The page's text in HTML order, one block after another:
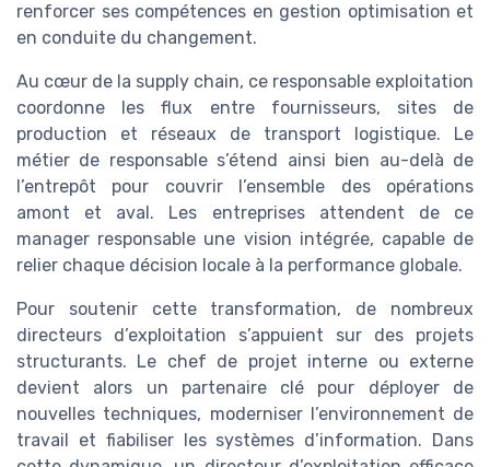
renforcer ses compétences en gestion optimisation et
en conduite du changement.
Au cœur de la supply chain, ce responsable exploitation
coordonne les flux entre fournisseurs, sites de
production et réseaux de transport logistique. Le
métier de responsable s’étend ainsi bien au-delà de
l’entrepôt pour couvrir l’ensemble des opérations
amont et aval. Les entreprises attendent de ce
manager responsable une vision intégrée, capable de
relier chaque décision locale à la performance globale.
Pour soutenir cette transformation, de nombreux
directeurs d’exploitation s’appuient sur des projets
structurants. Le chef de projet interne ou externe
devient alors un partenaire clé pour déployer de
nouvelles techniques, moderniser l’environnement de
travail et fiabiliser les systèmes d’information. Dans